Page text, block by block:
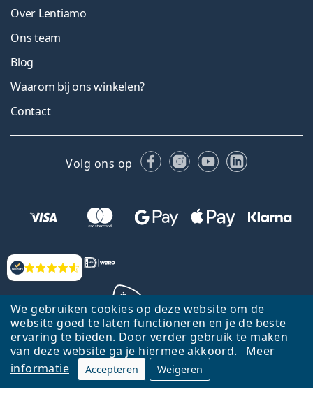
We gebruiken cookies op deze website om de
website goed te laten functioneren en je de beste
ervaring te bieden. Door verder gebruik te maken
van deze website ga je hiermee akkoord.
Meer
informatie
Accepteren Weigeren
Beoordelingen
Over Lentiamo
Ons team
Blog
Waarom bij ons winkelen?
Contact
Volg ons op FacebookInstagram
YouTubeLinkedIn
Terug naar de homepagina
Ga omhoog
Lentiamo.nl is eigendom van en wordt beheerd door Lentiamo s.r.o.,
Tsjechië
Hier al 18 jaar voor jou.